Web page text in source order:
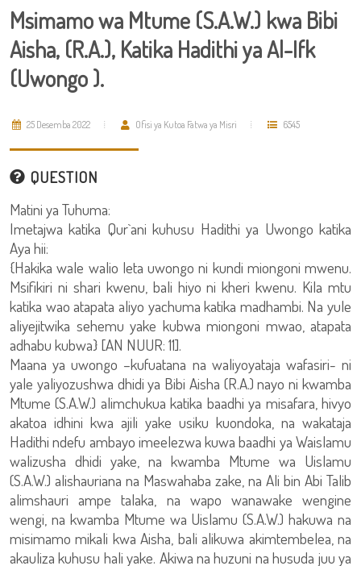
Msimamo wa Mtume (S.A.W.) kwa Bibi
Aisha, (R.A.), Katika Hadithi ya Al-Ifk
(Uwongo ).
25 Desemba 2022 Ofisi ya Kutoa Fatwa ya Misri 6545
QUESTION
Matini ya Tuhuma:
Imetajwa katika Qur`ani kuhusu Hadithi ya Uwongo katika
Aya hii:
{Hakika wale walio leta uwongo ni kundi miongoni mwenu.
Msifikiri ni shari kwenu, bali hiyo ni kheri kwenu. Kila mtu
katika wao atapata aliyo yachuma katika madhambi. Na yule
aliyejitwika sehemu yake kubwa miongoni mwao, atapata
adhabu kubwa} [AN NUUR: 11].
Maana ya uwongo –kufuatana na waliyoyataja wafasiri- ni
yale yaliyozushwa dhidi ya Bibi Aisha (R.A.) nayo ni kwamba
Mtume (S.A.W.) alimchukua katika baadhi ya misafara, hivyo
akatoa idhini kwa ajili yake usiku kuondoka, na wakataja
Hadithi ndefu ambayo imeelezwa kuwa baadhi ya Waislamu
walizusha dhidi yake, na kwamba Mtume wa Uislamu
(S.A.W.) alishauriana na Maswahaba zake, na Ali bin Abi Talib
alimshauri ampe talaka, na wapo wanawake wengine
wengi, na kwamba Mtume wa Uislamu (S.A.W.) hakuwa na
misimamo mikali kwa Aisha, bali alikuwa akimtembelea, na
akauliza kuhusu hali yake. Akiwa na huzuni na husuda juu ya